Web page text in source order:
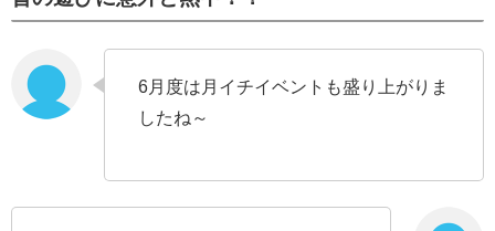
6月度は月イチイベントも盛り上がりま
したね～